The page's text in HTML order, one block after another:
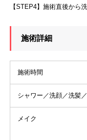
【STEP4】施術直後から
施術詳細
施術時間
シャワー／洗顔／洗髪
メイク